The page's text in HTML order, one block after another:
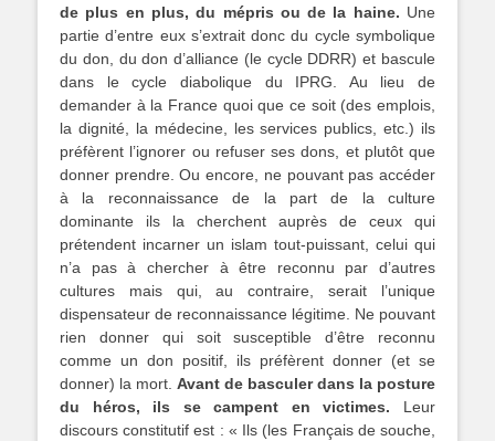
de plus en plus, du mépris ou de la haine. Une
partie d’entre eux s’extrait donc du cycle symbolique
du don, du don d’alliance (le cycle DDRR) et bascule
dans le cycle diabolique du IPRG. Au lieu de
demander à la France quoi que ce soit (des emplois,
la dignité, la médecine, les services publics, etc.) ils
préfèrent l’ignorer ou refuser ses dons, et plutôt que
donner prendre. Ou encore, ne pouvant pas accéder
à la reconnaissance de la part de la culture
dominante ils la cherchent auprès de ceux qui
prétendent incarner un islam tout-puissant, celui qui
n’a pas à chercher à être reconnu par d’autres
cultures mais qui, au contraire, serait l’unique
dispensateur de reconnaissance légitime. Ne pouvant
rien donner qui soit susceptible d’être reconnu
comme un don positif, ils préfèrent donner (et se
donner) la mort. Avant de basculer dans la posture
du héros, ils se campent en victimes. Leur
discours constitutif est : « Ils (les Français de souche,